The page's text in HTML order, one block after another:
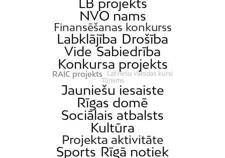
LB projekts
NVO nams
Finansēšanas konkurss
Labklājība Drošība
Vide Sabiedrība
Konkursa projekts
RAIC projekts
Latviešu valodas kursi
Tūrisms
Jauniešu iesaiste
Rīgas domē
Sociālais atbalsts
Kultūra
Projekta aktivitāte
Sports Rīgā notiek